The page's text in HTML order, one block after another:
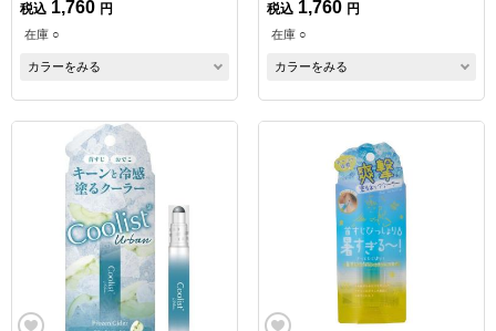
税込 1,760 円
在庫 ○
カラーをみる
税込 1,760 円
在庫 ○
カラーをみる